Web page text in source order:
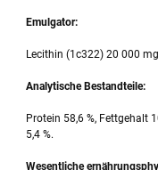
Emulgator:
Lecithin (1c322) 20 000
Analytische Bestandteile:
Protein 58,6 %, Fettgehalt
5,4 %.
Wesentliche